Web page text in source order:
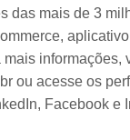
das mais de 3
informações,
ou acesse os
Facebook e